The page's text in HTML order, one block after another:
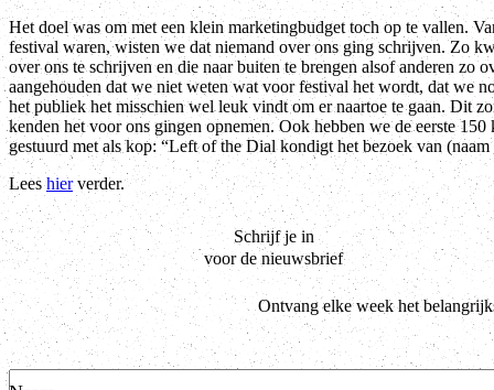
Het doel was om met een klein marketingbudget toch op te vallen.
festival waren, wisten we dat niemand over ons ging schrijven. Zo
over ons te schrijven en die naar buiten te brengen alsof anderen zo
aangehouden dat we niet weten wat voor festival het wordt, dat we
het publiek het misschien wel leuk vindt om er naartoe te gaan. Dit
kenden het voor ons gingen opnemen. Ook hebben we de eerste
gestuurd met als kop: “Left of the Dial kondigt het bezoek van (naam
Leeshierverder.
Schrijf je in
voor de nieuwsbrief
Ontvang elke week het